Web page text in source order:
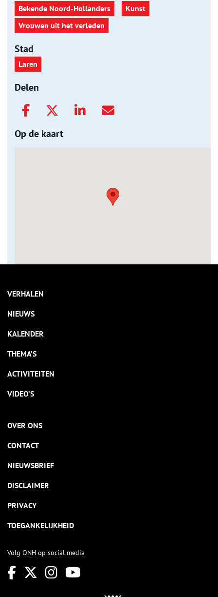
Bekende Noord-Hollanders
Kunst
Vrouwen uit het verleden
Stad
Laren
Delen
Op de kaart
VERHALEN
NIEUWS
KALENDER
THEMA’S
ACTIVITEITEN
VIDEO’S
OVER ONS
CONTACT
NIEUWSBRIEF
DISCLAIMER
PRIVACY
TOEGANKELIJKHEID
Volg ONH op social media